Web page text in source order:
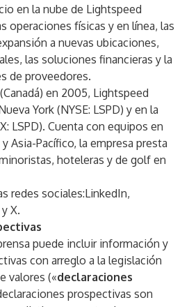
en la nube de Lightspeed
operaciones físicas y en línea, las
a nuevas ubicaciones,
las soluciones financieras y la
de proveedores.
en 2005, Lightspeed
York (NYSE: LSPD) y en la
LSPD). Cuenta con equipos en
Asia-Pacífico, la empresa presta
hoteleras y de golf en
redes sociales:LinkedIn,
yX.
puede incluir información y
con arreglo a la legislación
valores («declaraciones
prospectivas son